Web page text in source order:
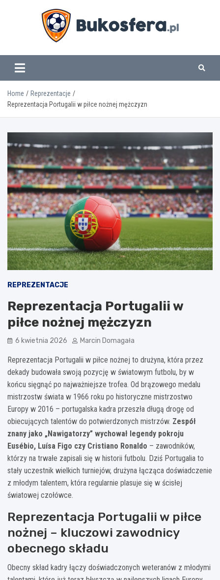
www.bukosfera.pl
Home
Reprezentacje
Reprezentacja Portugalii w piłce nożnej mężczyzn
REPREZENTACJE
Reprezentacja Portugalii w
piłce nożnej mężczyzn
6 kwietnia 2026 Marcin Domagała
Reprezentacja Portugalii w piłce nożnej to drużyna, która przez
dekady budowała swoją pozycję w światowym futbolu, by w
końcu sięgnąć po najważniejsze trofea. Od brązowego medalu
mistrzostw świata w 1966 roku po historyczne mistrzostwo
Europy w 2016 – portugalska kadra przeszła długą drogę od
obiecujących talentów do potwierdzonych mistrzów. Zespół
znany jako „Nawigatorzy” wychował legendy pokroju
Eusébio, Luísa Figo czy Cristiano Ronaldo – zawodników,
którzy na trwałe zapisali się w historii futbolu. Dziś Portugalia to
stały uczestnik wielkich turniejów, drużyna łącząca doświadczenie
z młodym talentem, która regularnie plasuje się w ścisłej
światowej czołówce.
Reprezentacja Portugalii w piłce
nożnej – kluczowi zawodnicy
obecnego składu
Obecny skład kadry łączy doświadczonych weteranów z młodymi